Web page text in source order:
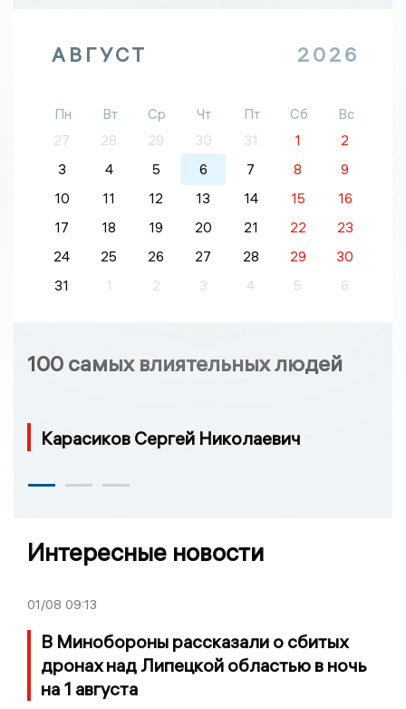
АВГУСТ 2026
Пн Вт Ср Чт Пт Сб
Вс
27
28 29 30 31 1
2
3
4 5 6 7 8
9
10
11 12 13 14 15
16
17
18 19 20 21 22
23
24
25 26 27 28 29
30
31
1 2 3 4 5 6
100 самых влиятельных людей
Карасиков Сергей Николаевич
Интересные новости
01/08 09:13
В Минобороны рассказали о сбитых
дронах над Липецкой областью в ночь
на 1 августа